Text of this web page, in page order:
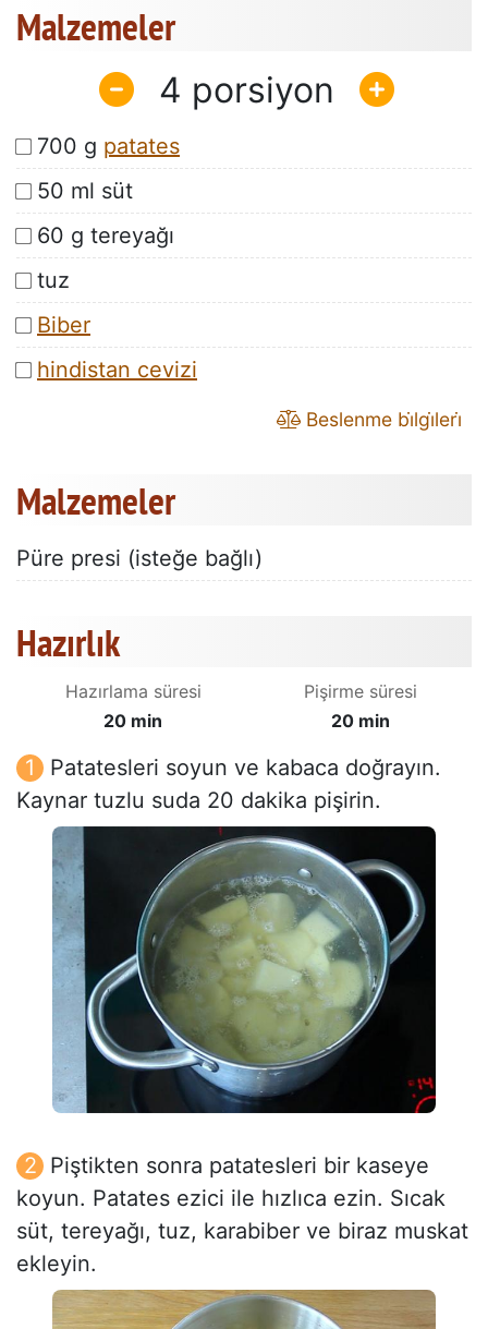
Malzemeler
4
700 g patates
50 ml süt
60 g tereyağı
tuz
Biber
hindistan cevizi
Beslenme bi̇lgi̇leri̇
Malzemeler
Püre presi (isteğe bağlı)
Hazırlık
Hazırlama süresi
20 min
Pişirme süresi
20 min
Patatesleri soyun ve kabaca doğrayın.
Kaynar tuzlu suda 20 dakika pişirin.
Piştikten sonra patatesleri bir kaseye
koyun. Patates ezici ile hızlıca ezin. Sıcak
süt, tereyağı, tuz, karabiber ve biraz muskat
ekleyin.